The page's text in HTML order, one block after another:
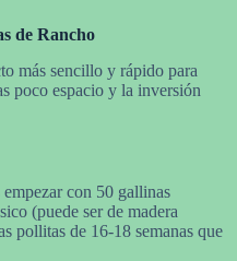
de Rancho
más sencillo y rápido para
poco espacio y la inversión
empezar con 50 gallinas
(puede ser de madera
pollitas de 16-18 semanas que